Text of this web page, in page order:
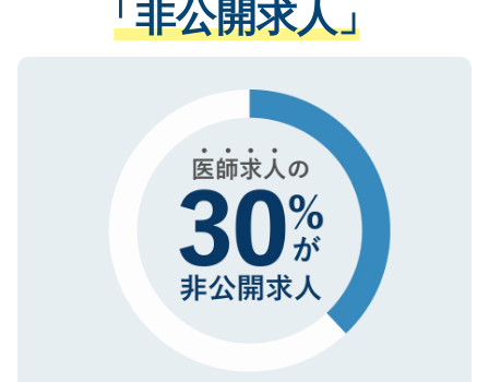
る、プライバシーマークを取得済みです。
で、機密保持に関してもご安心ください。
させていただきます。すぐにご転職をされ
ない方には、長期的なサポートが可能です
ので、まずはご登録ください。
「非公開求人」